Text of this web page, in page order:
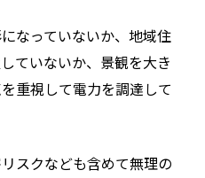
なっていないか、地域住
ていないか、景観を大き
重視して電力を調達して
スクなども含めて無理の